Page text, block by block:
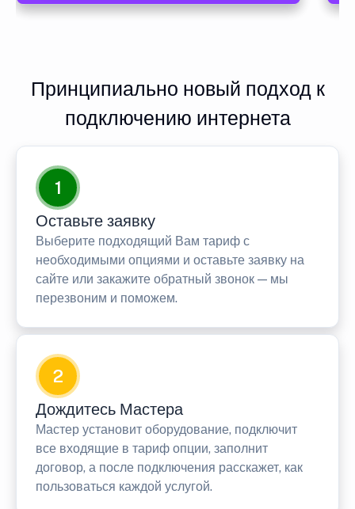
Принципиально новый подход к
подключению интернета
1
Оставьте заявку
Выберите подходящий Вам тариф с
необходимыми опциями и оставьте заявку на
сайте или закажите обратный звонок — мы
перезвоним и поможем.
2
Дождитесь Мастера
Мастер установит оборудование, подключит
все входящие в тариф опции, заполнит
договор, а после подключения расскажет, как
пользоваться каждой услугой.